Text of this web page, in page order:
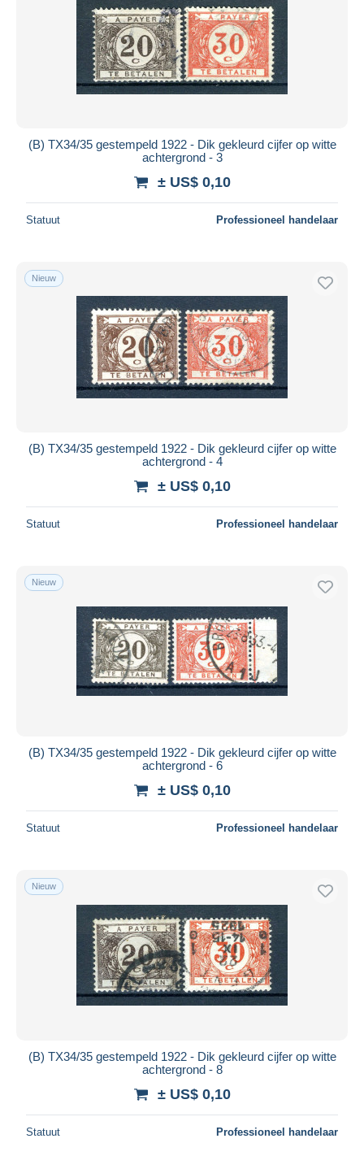
(B) TX34/35 gestempeld 1922 - Dik gekleurd cijfer op witte
achtergrond - 3
± US$ 0,10
Statuut Professioneel handelaar
Nieuw
(B) TX34/35 gestempeld 1922 - Dik gekleurd cijfer op witte
achtergrond - 4
± US$ 0,10
Statuut Professioneel handelaar
Nieuw
(B) TX34/35 gestempeld 1922 - Dik gekleurd cijfer op witte
achtergrond - 6
± US$ 0,10
Statuut Professioneel handelaar
Nieuw
(B) TX34/35 gestempeld 1922 - Dik gekleurd cijfer op witte
achtergrond - 8
± US$ 0,10
Statuut Professioneel handelaar